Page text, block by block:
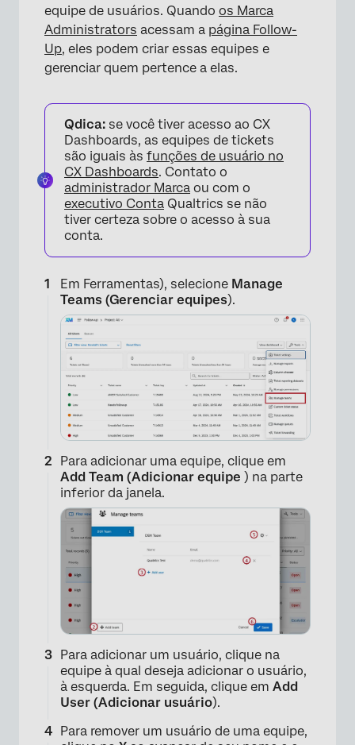
equipe de usuários. Quando os Marca
Administrators acessam a página Follow-
Up, eles podem criar essas equipes e
gerenciar quem pertence a elas.
Qdica: se você tiver acesso ao CX
Dashboards, as equipes de tickets
são iguais às funções de usuário no
CX Dashboards. Contato o
administrador Marca ou com o
executivo Conta Qualtrics se não
tiver certeza sobre o acesso à sua
conta.
Em Ferramentas), selecione Manage
Teams (Gerenciar equipes).
Para adicionar uma equipe, clique em
Add Team (Adicionar equipe ) na parte
inferior da janela.
Para adicionar um usuário, clique na
equipe à qual deseja adicionar o usuário,
à esquerda. Em seguida, clique em Add
User (Adicionar usuário).
Para remover um usuário de uma equipe,